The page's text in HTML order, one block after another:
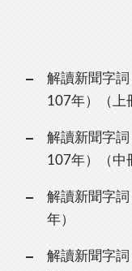
解讀新聞字
107年）（上
解讀新聞字
107年）（中
解讀新聞字
年）
解讀新聞字